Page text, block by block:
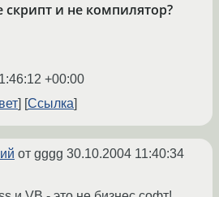
скрипт и не компилятор?
+00:00
Ссылка
от gggg 30.10.2004 11:40:34